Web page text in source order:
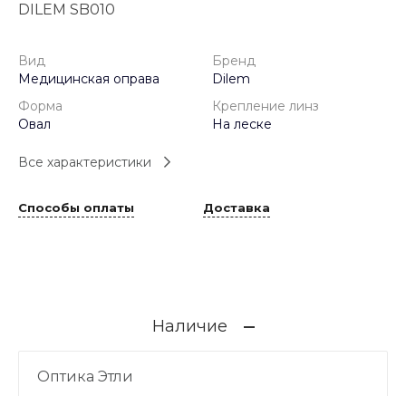
DILEM SB010
Вид
Медицинская оправа
Бренд
Dilem
Форма
Овал
Крепление линз
На леске
Все характеристики
Способы оплаты Доставка
Наличие
Оптика Этли